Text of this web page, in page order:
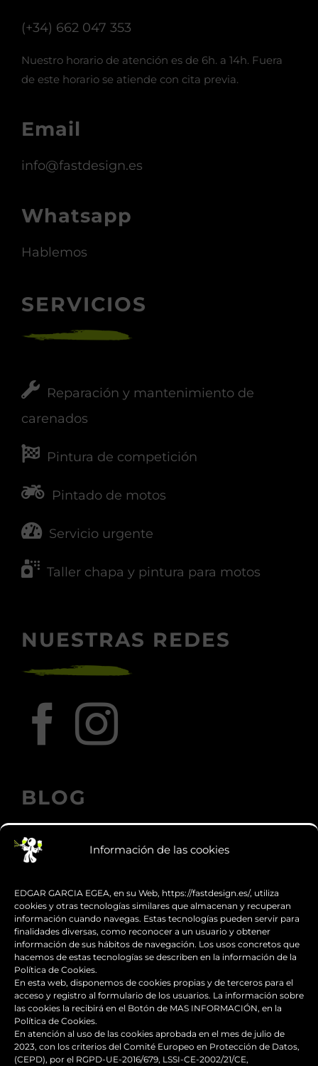
Información de las cookies
EDGAR GARCIA EGEA, en su Web, https://fastdesign.es/, utiliza
cookies y otras tecnologías similares que almacenan y recuperan
información cuando navegas. Estas tecnologías pueden servir para
finalidades diversas, como reconocer a un usuario y obtener
información de sus hábitos de navegación. Los usos concretos que
hacemos de estas tecnologías se describen en la información de la
Política de Cookies.
En esta web, disponemos de cookies propias y de terceros para el
acceso y registro al formulario de los usuarios. La información sobre
las cookies la recibirá en el Botón de MAS INFORMACIÓN, en la
Política de Cookies.
En atención al uso de las cookies aprobada en el mes de julio de
2023, con los criterios del Comité Europeo en Protección de Datos,
(CEPD), por el RGPD-UE-2016/679, LSSI-CE-2002/21/CE,
(+34) 662 047 353
Nuestro horario de atención es de 6h. a 14h. Fuera
de este horario se atiende con cita previa.
Email
info@fastdesign.es
Whatsapp
Hablemos
SERVICIOS
Reparación y mantenimiento de
carenados
Pintura de competición
Pintado de motos
Servicio urgente
Taller chapa y pintura para motos
NUESTRAS REDES
BLOG
que transforman el diseño
Guía de supervivencia: qué hacer con tu
moto tras una caída
¿Qué es y para qué sirve el carenado de
una moto?
Seguridad en moto para
desplazamientos seguros